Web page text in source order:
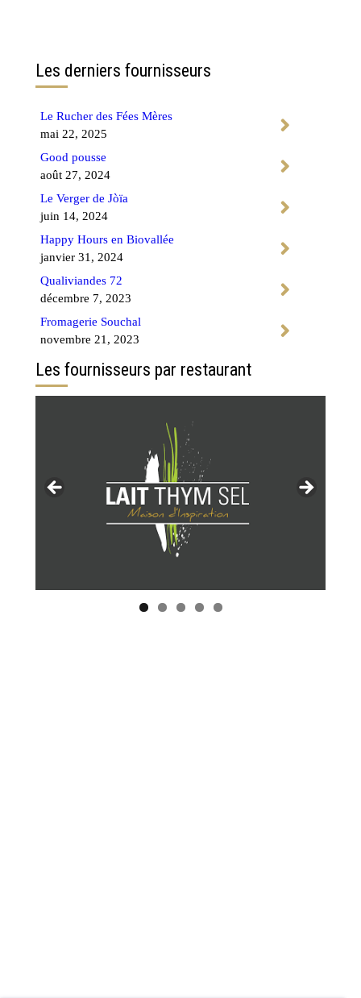
Les derniers fournisseurs
Le Rucher des Fées Mères
mai 22, 2025
Good pousse
août 27, 2024
Le Verger de Jòïa
juin 14, 2024
Happy Hours en Biovallée
janvier 31, 2024
Qualiviandes 72
décembre 7, 2023
Fromagerie Souchal
novembre 21, 2023
Les fournisseurs par restaurant